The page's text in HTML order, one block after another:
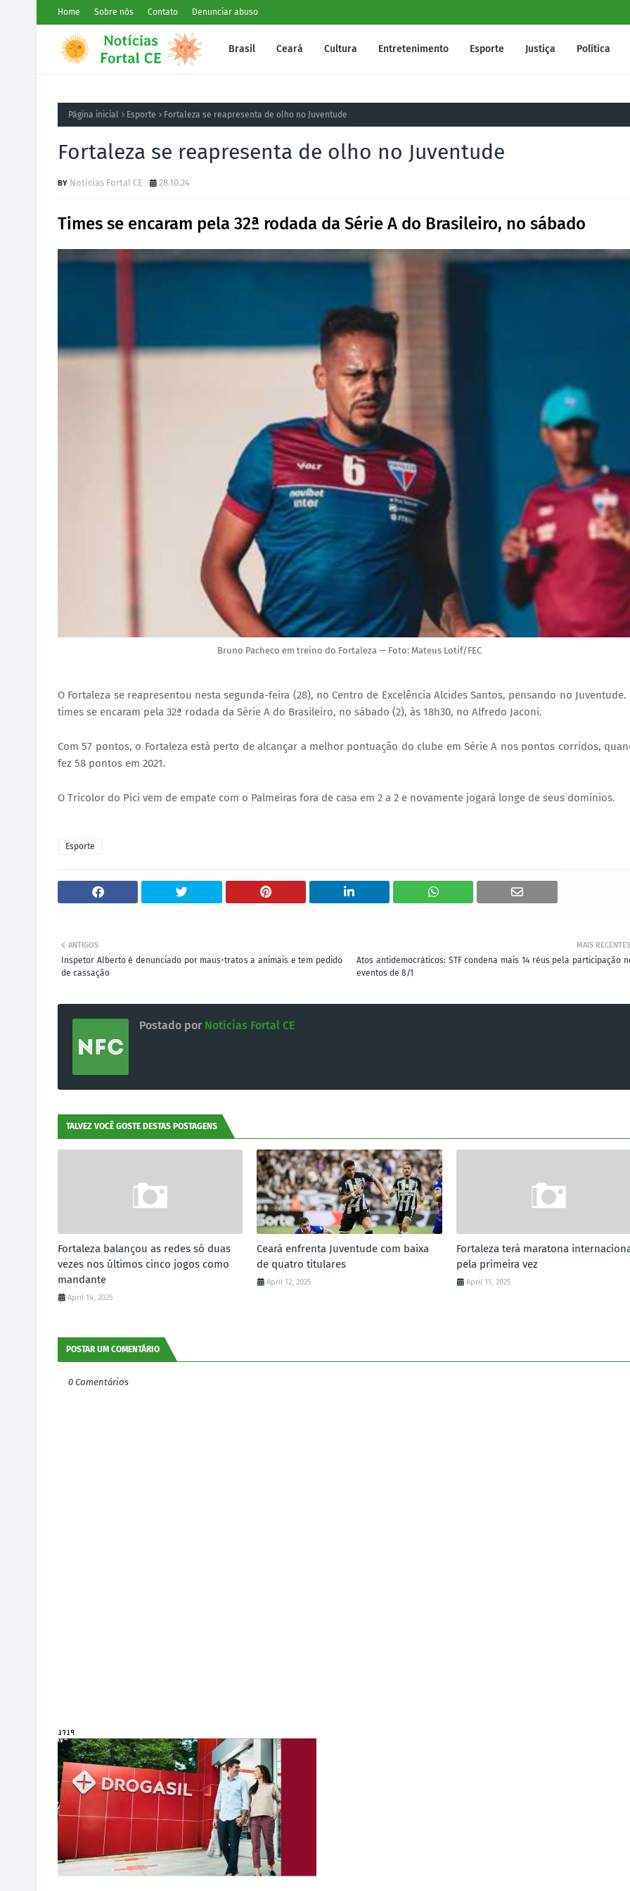
Home Sobre nós Contato Denunciar abuso
Brasil Ceará Cultura Entretenimento Esporte Justiça Política
Página inicial Esporte Fortaleza se reapresenta de olho no Juventude
Fortaleza se reapresenta de olho no Juventude
Notícias Fortal CE 28.10.24
Times se encaram pela 32ª rodada da Série A do Brasileiro, no sábado
Bruno Pacheco em treino do Fortaleza — Foto: Mateus Lotif/FEC
O Fortaleza se reapresentou nesta segunda-feira (28), no Centro de Excelência Alcides Santos, pensando no Juventude.
times se encaram pela 32ª rodada da Série A do Brasileiro, no sábado (2), às 18h30, no Alfredo Jaconi.
Com 57 pontos, o Fortaleza está perto de alcançar a melhor pontuação do clube em Série A nos pontos corridos,
fez 58 pontos em 2021.
O Tricolor do Pici vem de empate com o Palmeiras fora de casa em 2 a 2 e novamente jogará longe de seus domínios.
Esporte
MAIS RECENTES
Atos antidemocráticos: STF condena mais 14 réus pela participação
eventos de 8/1
ANTIGOS
Inspetor Alberto é denunciado por maus-tratos a animais e tem pedido
de cassação
Postado por Notícias Fortal CE
TALVEZ VOCÊ GOSTE DESTAS POSTAGENS
Fortaleza balançou as redes só duas
vezes nos últimos cinco jogos como
mandante
April 14, 2025
Ceará enfrenta Juventude com baixa
de quatro titulares
April 12, 2025
Fortaleza terá maratona
pela primeira vez
April 11, 2025
POSTAR UM COMENTÁRIO
0 Comentários